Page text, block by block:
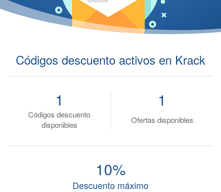
Códigos descuento activos en Krack
Códigos descuento
disponibles
1
Ofertas disponibles
1
Descuento máximo
10%